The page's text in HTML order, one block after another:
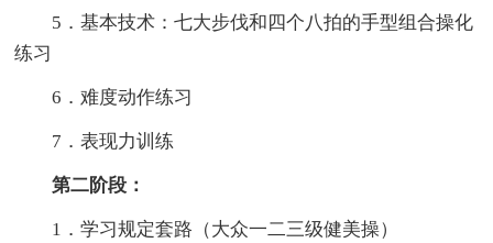
5．基本技术：七大步伐和四个八拍的手型组合操化
练习
6．难度动作练习
7．表现力训练
第二阶段：
1．学习规定套路（大众一二三级健美操）